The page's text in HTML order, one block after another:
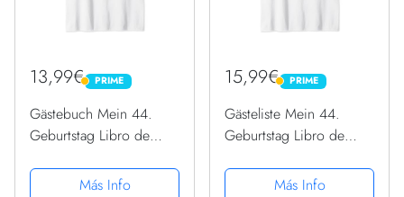
13,99€ PRIME
PRIME
Gästebuch Mein 44.
Geburtstag Libro de
Mangas
Más Info
15,99€ PRIME
PRIME
Gästeliste Mein 44.
Geburtstag Libro de
Mangas
Más Info